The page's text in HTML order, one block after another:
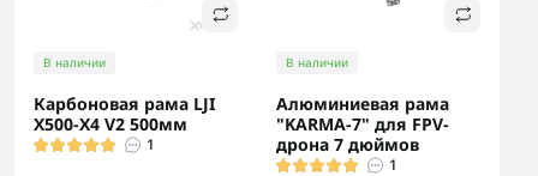
В наличии
Карбоновая рама LJI
X500-X4 V2 500мм
1
В наличии
Алюминиевая рама
"KARMA-7" для FPV-
дрона 7 дюймов
1